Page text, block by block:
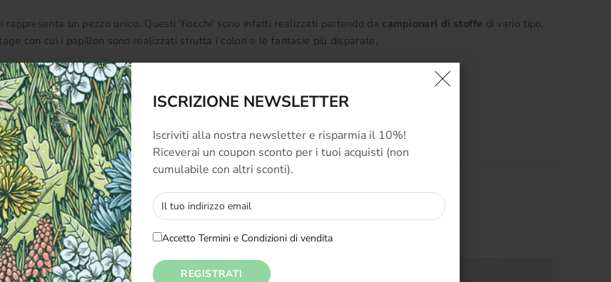
ISCRIZIONE NEWSLETTER
Iscriviti alla nostra newsletter e risparmia il 10%!
Riceverai un coupon sconto per i tuoi acquisti (non
cumulabile con altri sconti).
Accetto Termini e Condizioni di vendita
rappresenta un pezzo unico. Questi 'fiocchi' sono infatti realizzati partendo da campionari di stoffe di vario tipo,
con cui i papillon sono realizzati sfrutta i colori e le fantasie più disparate.
Prodotti simili